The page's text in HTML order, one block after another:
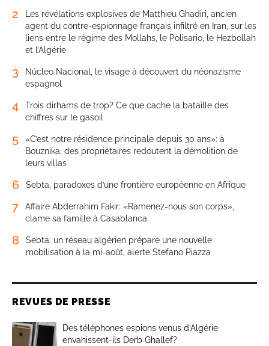
2
Les révélations explosives de Matthieu Ghadiri, ancien
agent du contre-espionnage français infiltré en Iran, sur les
liens entre le régime des Mollahs, le Polisario, le Hezbollah
et l’Algérie
3
Núcleo Nacional, le visage à découvert du néonazisme
espagnol
4
Trois dirhams de trop? Ce que cache la bataille des
chiffres sur le gasoil
5
«C’est notre résidence principale depuis 30 ans»: à
Bouznika, des propriétaires redoutent la démolition de
leurs villas
6 Sebta, paradoxes d’une frontière européenne en Afrique
7
Affaire Abderrahim Fakir: «Ramenez-nous son corps»,
clame sa famille à Casablanca
8
Sebta: un réseau algérien prépare une nouvelle
mobilisation à la mi-août, alerte Stefano Piazza
REVUES DE PRESSE
Des téléphones espions venus d’Algérie
envahissent-ils Derb Ghallef?